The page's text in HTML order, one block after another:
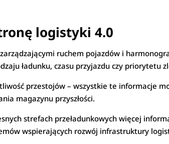
logistyki 4.0
ruchem pojazdów i
ładunku, czasu przyjazdu czy priorytetu
przestojów – wszystkie te informacje
magazynu przyszłości.
strefach przeładunkowych więcej
wspierających rozwój infrastruktury